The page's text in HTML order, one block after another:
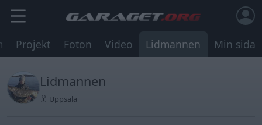
Projekt Foton Video Lidmannen Min sida
Lidmannen
Uppsala